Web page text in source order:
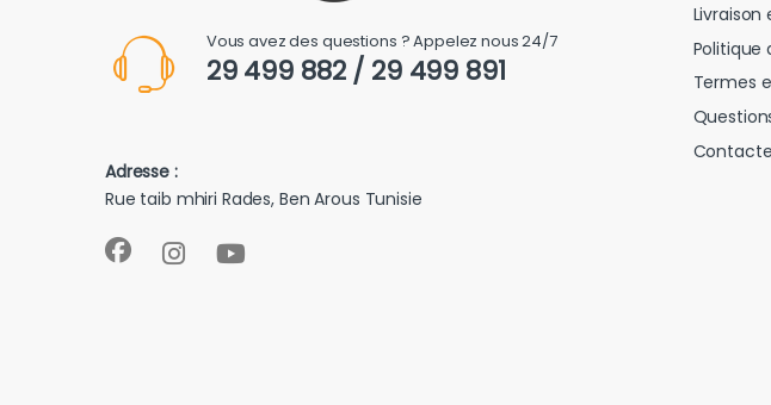
Vous avez des questions ? Appelez nous 24/7
29 499 882 / 29 499 891
Adresse :
Rue taib mhiri Rades, Ben Arous Tunisie
Livraison
Politique
Termes